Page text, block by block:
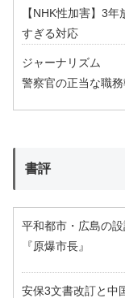
【NHK性加害】3
すぎる対応
ジャーナリズム
警察官の正当な職
書評
平和都市・広島の
『原爆市長』
安保3文書改訂と中